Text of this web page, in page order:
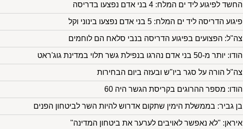
החשד לפיגוע ליד ים המלח: 4 בני אדם נפצעו בדריסה
פיגוע הדריסה ליד ים המלח: 5 בני אדם נפצעו בינוני וקל
צה"ל: הפצועים בפיגוע הדריסה בנבי סלאח הם לוחמים
הודו: יותר מ-50 בני אדם נהרגו בנפילת גשר תלוי במדינת גוג'ראט
צה"ל הורה על סגר ביו"ש ובעזה ביום הבחירות
הודו: מספר ההרוגים בקריסת הגשר היה 60
בן גביר: בממשלת הימין שתקום אדרוש להיות השר לביטחון הפנים
איראן: "לא נאפשר לאויבים לערער את ביטחון המדינה"